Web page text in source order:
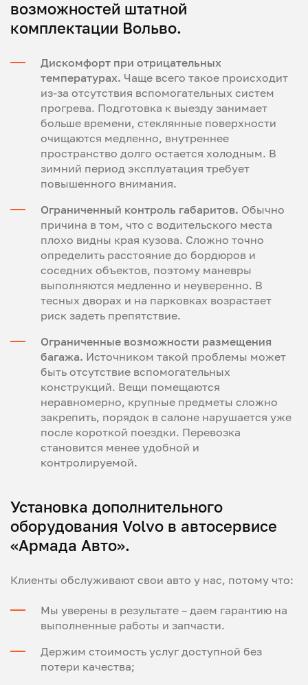
возможностей штатной
комплектации Вольво.
Дискомфорт при отрицательных
температурах. Чаще всего такое происходит
из-за отсутствия вспомогательных систем
прогрева. Подготовка к выезду занимает
больше времени, стеклянные поверхности
очищаются медленно, внутреннее
пространство долго остается холодным. В
зимний период эксплуатация требует
повышенного внимания.
Ограниченный контроль габаритов. Обычно
причина в том, что с водительского места
плохо видны края кузова. Сложно точно
определить расстояние до бордюров и
соседних объектов, поэтому маневры
выполняются медленно и неуверенно. В
тесных дворах и на парковках возрастает
риск задеть препятствие.
Ограниченные возможности размещения
багажа. Источником такой проблемы может
быть отсутствие вспомогательных
конструкций. Вещи помещаются
неравномерно, крупные предметы сложно
закрепить, порядок в салоне нарушается уже
после короткой поездки. Перевозка
становится менее удобной и
контролируемой.
Установка дополнительного
оборудования Volvo в автосервисе
«Армада Авто».
Клиенты обслуживают свои авто у нас, потому что:
Мы уверены в результате – даем гарантию на
выполненные работы и запчасти.
Держим стоимость услуг доступной без
потери качества;